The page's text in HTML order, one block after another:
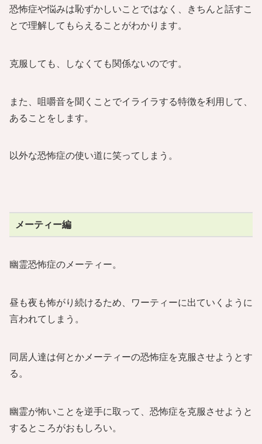
恐怖症や悩みは恥ずかしいことではなく、きちんと話すこ
とで理解してもらえることがわかります。
克服しても、しなくても関係ないのです。
また、咀嚼音を聞くことでイライラする特徴を利用して、
あることをします。
以外な恐怖症の使い道に笑ってしまう。
メーティー編
幽霊恐怖症のメーティー。
昼も夜も怖がり続けるため、ワーティーに出ていくように
言われてしまう。
同居人達は何とかメーティーの恐怖症を克服させようとす
る。
幽霊が怖いことを逆手に取って、恐怖症を克服させようと
するところがおもしろい。